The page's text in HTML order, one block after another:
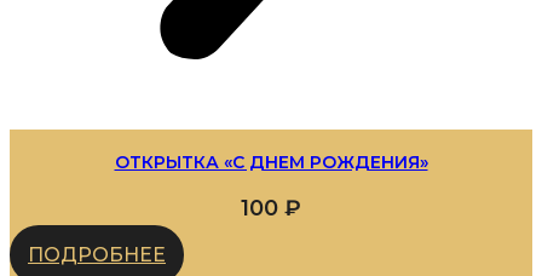
ОТКРЫТКА «С ДНЕМ РОЖДЕНИЯ»
100 ₽
ПОДРОБНЕЕ